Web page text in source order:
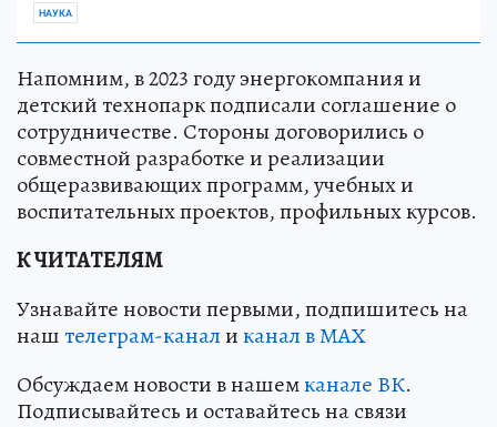
НАУКА
Напомним, в 2023 году энергокомпания и
детский технопарк подписали соглашение о
сотрудничестве. Стороны договорились о
совместной разработке и реализации
общеразвивающих программ, учебных и
воспитательных проектов, профильных курсов.
К ЧИТАТЕЛЯМ
Узнавайте новости первыми, подпишитесь на
наштелеграм-каналиканал в МАХ
Обсуждаем новости в нашемканале ВК.
Подписывайтесь и оставайтесь на связи